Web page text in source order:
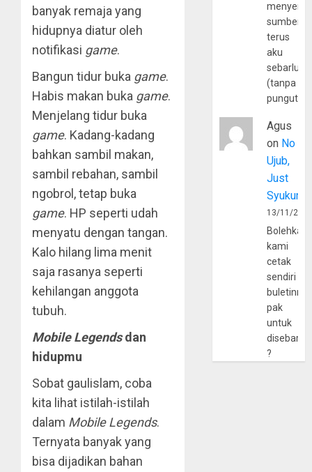
banyak remaja yang
hidupnya diatur oleh
notifikasi game.
Bangun tidur buka game.
Habis makan buka game.
Menjelang tidur buka
game. Kadang-kadang
bahkan sambil makan,
sambil rebahan, sambil
ngobrol, tetap buka
game. HP seperti udah
menyatu dengan tangan.
Kalo hilang lima menit
saja rasanya seperti
kehilangan anggota
tubuh.
Mobile Legendsdan
hidupmu
Sobat gaulislam, coba
kita lihat istilah-istilah
dalam Mobile Legends.
Ternyata banyak yang
bisa dijadikan bahan
sumber
terus
aku
(tanpa
Agus
on No
Ujub,
Just
Syukur
13/11/
Bolehkah
kami
cetak
sendiri
pak
untuk
?